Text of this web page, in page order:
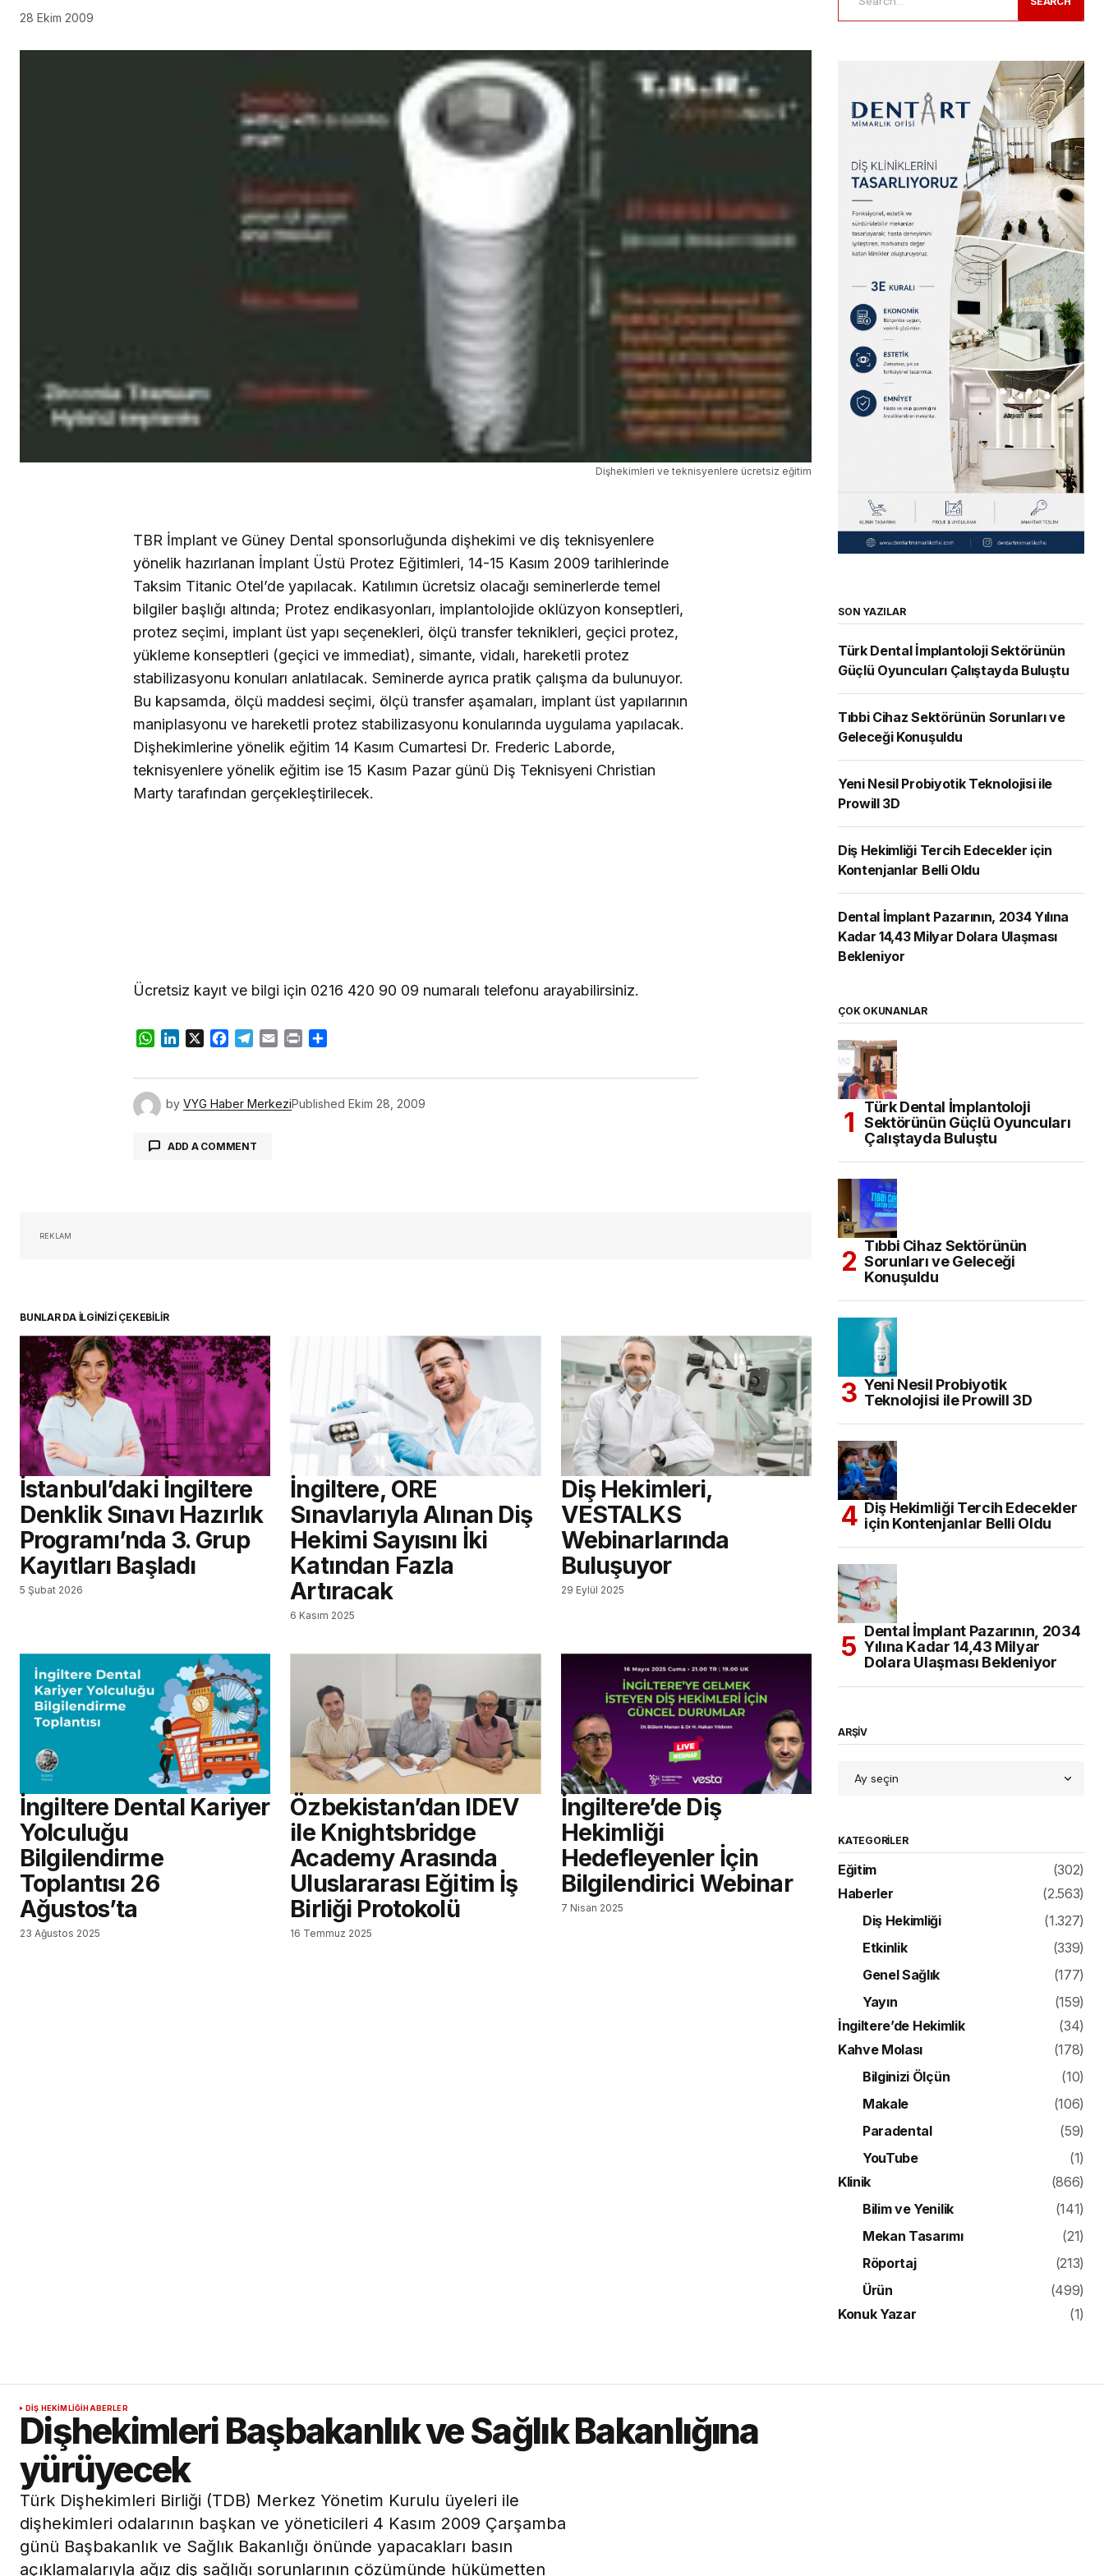
28 Ekim 2009
Dişhekimleri ve teknisyenlere ücretsiz eğitim
TBR İmplant ve Güney Dental sponsorluğunda dişhekimi ve diş teknisyenlere
yönelik hazırlanan İmplant Üstü Protez Eğitimleri, 14-15 Kasım 2009 tarihlerinde
Taksim Titanic Otel’de yapılacak. Katılımın ücretsiz olacağı seminerlerde temel
bilgiler başlığı altında; Protez endikasyonları, implantolojide oklüzyon konseptleri,
protez seçimi, implant üst yapı seçenekleri, ölçü transfer teknikleri, geçici protez,
yükleme konseptleri (geçici ve immediat), simante, vidalı, hareketli protez
stabilizasyonu konuları anlatılacak. Seminerde ayrıca pratik çalışma da bulunuyor.
Bu kapsamda, ölçü maddesi seçimi, ölçü transfer aşamaları, implant üst yapılarının
maniplasyonu ve hareketli protez stabilizasyonu konularında uygulama yapılacak.
Dişhekimlerine yönelik eğitim 14 Kasım Cumartesi Dr. Frederic Laborde,
teknisyenlere yönelik eğitim ise 15 Kasım Pazar günü Diş Teknisyeni Christian
Marty tarafından gerçekleştirilecek.
Ücretsiz kayıt ve bilgi için 0216 420 90 09 numaralı telefonu arayabilirsiniz.
WhatsApp
LinkedIn
X Facebook
Telegram
Email Print
by VYG Haber MerkeziPublished Ekim 28, 2009
ADD A COMMENT
REKLAM
BUNLAR DA İLGİNİZİ ÇEKEBİLİR
İstanbul’daki İngiltere
Denklik Sınavı Hazırlık
Programı’nda 3. Grup
Kayıtları Başladı
5 Şubat 2026
İngiltere, ORE
Sınavlarıyla Alınan Diş
Hekimi Sayısını İki
Katından Fazla
Artıracak
6 Kasım 2025
Diş Hekimleri,
VESTALKS
Webinarlarında
Buluşuyor
29 Eylül 2025
İngiltere Dental Kariyer
Yolculuğu
Bilgilendirme
Toplantısı 26
Ağustos’ta
23 Ağustos 2025
Özbekistan’dan IDEV
ile Knightsbridge
Academy Arasında
Uluslararası Eğitim İş
Birliği Protokolü
16 Temmuz 2025
İngiltere’de Diş
Hekimliği
Hedefleyenler İçin
Bilgilendirici Webinar
7 Nisan 2025
SON YAZILAR
Türk Dental İmplantoloji Sektörünün
Güçlü Oyuncuları Çalıştayda Buluştu
Tıbbi Cihaz Sektörünün Sorunları ve
Geleceği Konuşuldu
Yeni Nesil Probiyotik Teknolojisi ile
Prowill 3D
Diş Hekimliği Tercih Edecekler için
Kontenjanlar Belli Oldu
Dental İmplant Pazarının, 2034 Yılına
Kadar 14,43 Milyar Dolara Ulaşması
Bekleniyor
ÇOK OKUNANLAR
Türk Dental İmplantoloji
Sektörünün Güçlü Oyuncuları
Çalıştayda Buluştu
Tıbbi Cihaz Sektörünün
Sorunları ve Geleceği
Konuşuldu
Yeni Nesil Probiyotik
Teknolojisi ile Prowill 3D
Diş Hekimliği Tercih Edecekler
için Kontenjanlar Belli Oldu
Dental İmplant Pazarının, 2034
Yılına Kadar 14,43 Milyar
Dolara Ulaşması Bekleniyor
ARŞİV
KATEGORILER
Eğitim
(302)
Haberler
(2.563)
Diş Hekimliği
(1.327)
Etkinlik
(339)
Genel Sağlık
(177)
Yayın
(159)
İngiltere’de Hekimlik
(34)
Kahve Molası
(178)
Bilginizi Ölçün
(10)
Makale
(106)
Paradental
(59)
YouTube
(1)
Klinik
(866)
Bilim ve Yenilik
(141)
Mekan Tasarımı
(21)
Röportaj
(213)
Ürün
(499)
Konuk Yazar
(1)
DIŞ HEKIMLIĞIHABERLER
Dişhekimleri Başbakanlık ve Sağlık Bakanlığına
yürüyecek
Türk Dişhekimleri Birliği (TDB) Merkez Yönetim Kurulu üyeleri ile
dişhekimleri odalarının başkan ve yöneticileri 4 Kasım 2009 Çarşamba
günü Başbakanlık ve Sağlık Bakanlığı önünde yapacakları basın
açıklamalarıyla ağız diş sağlığı sorunlarının çözümünde hükümetten